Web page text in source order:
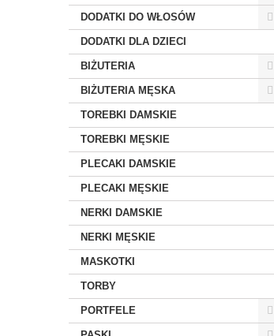
DODATKI DO WŁOSÓW
DODATKI DLA DZIECI
BIŻUTERIA
BIŻUTERIA MĘSKA
TOREBKI DAMSKIE
TOREBKI MĘSKIE
PLECAKI DAMSKIE
PLECAKI MĘSKIE
NERKI DAMSKIE
NERKI MĘSKIE
MASKOTKI
TORBY
PORTFELE